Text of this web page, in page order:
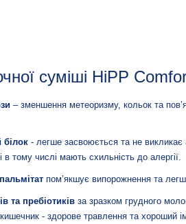
суміші HiPP
– зменшення метеоризму, кольок та
білок - легше засвоюється та не викликає
в тому числі мають схильність до алергії.
пом’якшує випорожнення та
та пребіотиків за зразком грудного
- здорове травлення та хороший